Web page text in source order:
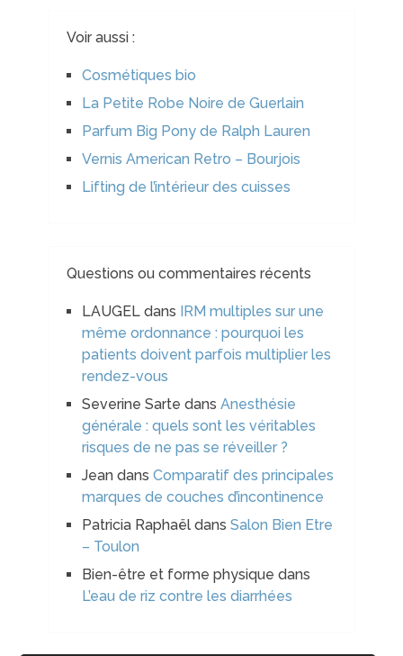
Voir aussi :
Cosmétiques bio
La Petite Robe Noire de Guerlain
Parfum Big Pony de Ralph Lauren
Vernis American Retro – Bourjois
Lifting de l’intérieur des cuisses
Questions ou commentaires récents
LAUGELdans
IRM multiples sur une
même ordonnance : pourquoi les
patients doivent parfois multiplier les
rendez-vous
Severine Sarte dans Anesthésie
générale : quels sont les véritables
risques de ne pas se réveiller ?
Jeandans Comparatif des principales
marques de couches d’incontinence
Patricia Raphaëldans Salon Bien Etre
– Toulon
Bien-être et forme physique dans
L’eau de riz contre les diarrhées